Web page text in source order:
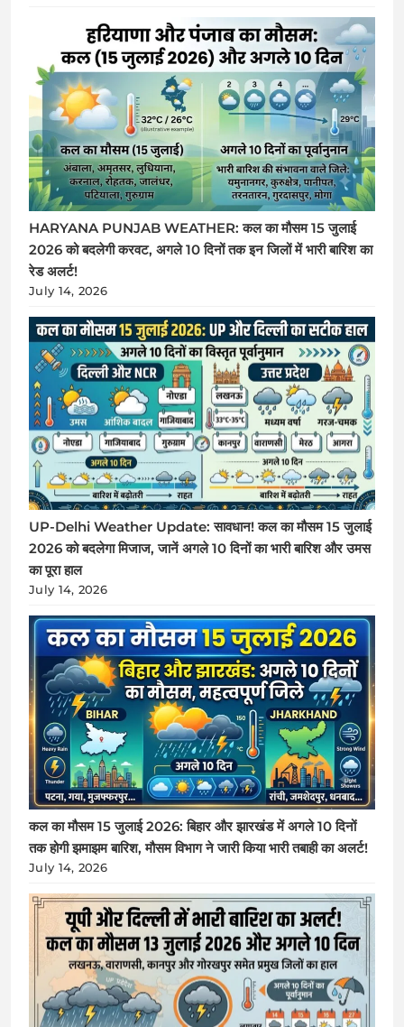
HARYANA PUNJAB WEATHER: कल का मौसम 15 जुलाई
2026 को बदलेगी करवट, अगले 10 दिनों तक इन जिलों में भारी बारिश का
रेड अलर्ट!
July 14, 2026
UP-Delhi Weather Update: सावधान! कल का मौसम 15 जुलाई
2026 को बदलेगा मिजाज, जानें अगले 10 दिनों का भारी बारिश और उमस
का पूरा हाल
July 14, 2026
कल का मौसम 15 जुलाई 2026: बिहार और झारखंड में अगले 10 दिनों
तक होगी झमाझम बारिश, मौसम विभाग ने जारी किया भारी तबाही का अलर्ट!
July 14, 2026